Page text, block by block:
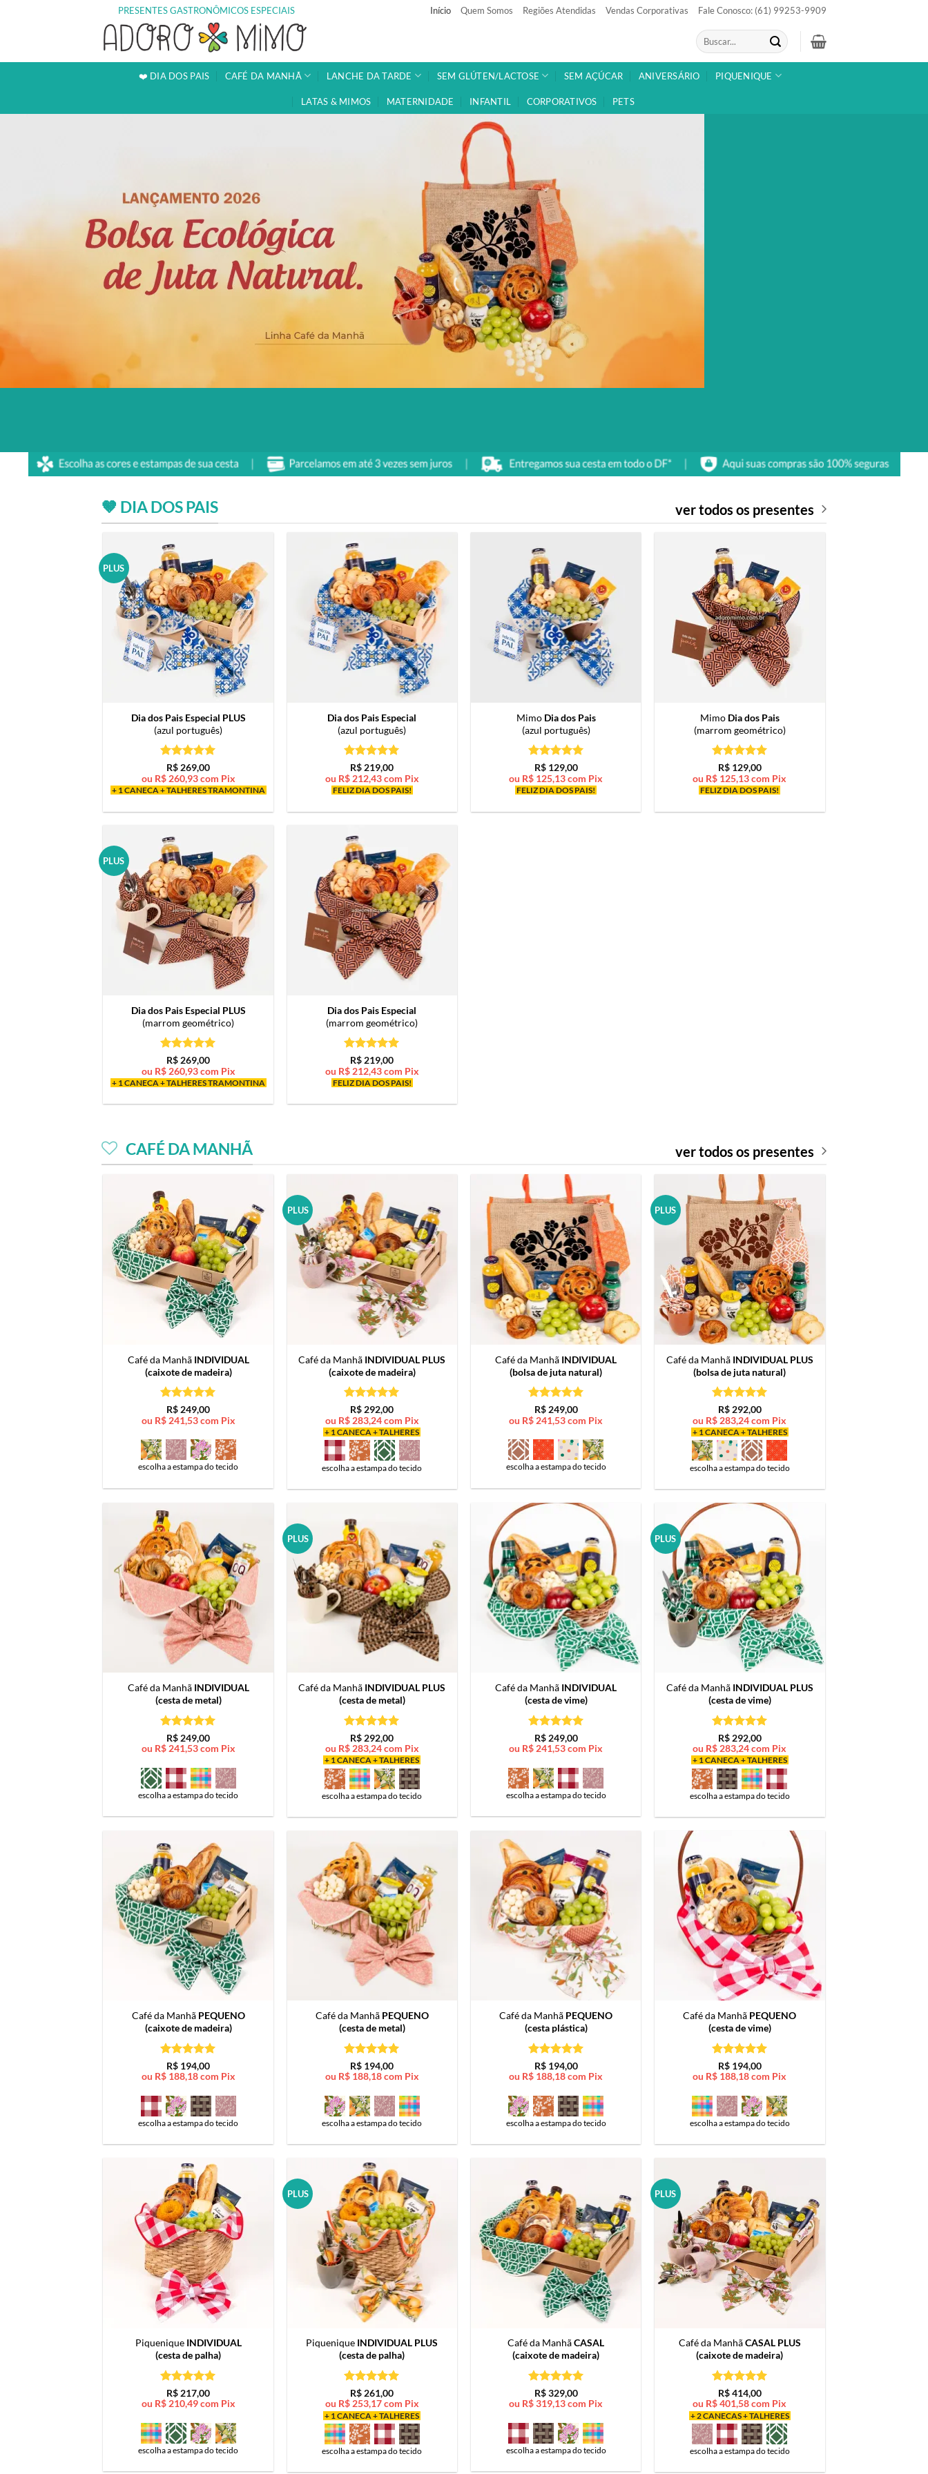
PRESENTES GASTRONÔMICOS ESPECIAIS Início Quem Somos Regiões Atendidas Vendas Corporativas Fale Conosco: (61) 99253-9909
Pesquisar
por:
❤️ DIA DOS PAIS CAFÉ DA MANHÃ LANCHE DA TARDE SEM GLÚTEN/LACTOSE SEM AÇÚCAR ANIVERSÁRIO PIQUENIQUE
LATAS & MIMOS MATERNIDADE INFANTIL CORPORATIVOS PETS
🤎 DIA DOS PAIS ver todos os presentes
PLUS
Dia dos Pais Especial PLUS
(azul português)
Avaliação5
de 5
R$269,00
ou R$260,93com Pix
+ 1 CANECA + TALHERES TRAMONTINA
Dia dos Pais Especial
(azul português)
Avaliação5
de 5
R$219,00
ou R$212,43com Pix
FELIZ DIA DOS PAIS!
Mimo Dia dos Pais
(azul português)
Avaliação5
de 5
R$129,00
ou R$ 125,13com Pix
FELIZ DIA DOS PAIS!
Mimo Dia dos Pais
(marrom geométrico)
Avaliação5
de 5
R$129,00
ou R$ 125,13com Pix
FELIZ DIA DOS PAIS!
PLUS
Dia dos Pais Especial PLUS
(marrom geométrico)
Avaliação5
de 5
R$ 269,00
ou R$260,93com Pix
+ 1 CANECA + TALHERES TRAMONTINA
Dia dos Pais Especial
(marrom geométrico)
Avaliação5
de 5
R$ 219,00
ou R$212,43com Pix
FELIZ DIA DOS PAIS!
CAFÉ DA MANHÃ ver todos os presentes
Café da Manhã INDIVIDUAL
(caixote de madeira)
Avaliação5
de 5
R$ 249,00
ou R$241,53com Pix
escolha a estampa do tecido
PLUS
Café da Manhã INDIVIDUAL PLUS
(caixote de madeira)
Avaliação5
de 5
R$ 292,00
ou R$283,24com Pix
+ 1 CANECA + TALHERES
escolha a estampa do tecido
Café da Manhã INDIVIDUAL
(bolsa de juta natural)
Avaliação5
de 5
R$249,00
ou R$ 241,53com Pix
escolha a estampa do tecido
PLUS
Café da Manhã INDIVIDUAL PLUS
(bolsa de juta natural)
Avaliação5
de 5
R$292,00
ou R$ 283,24com Pix
+ 1 CANECA + TALHERES
escolha a estampa do tecido
Café da Manhã INDIVIDUAL
(cesta de metal)
Avaliação5
de 5
R$ 249,00
ou R$241,53com Pix
escolha a estampa do tecido
PLUS
Café da Manhã INDIVIDUAL PLUS
(cesta de metal)
Avaliação5
de 5
R$ 292,00
ou R$283,24com Pix
+ 1 CANECA + TALHERES
escolha a estampa do tecido
Café da Manhã INDIVIDUAL
(cesta de vime)
Avaliação5
de 5
R$249,00
ou R$ 241,53com Pix
escolha a estampa do tecido
PLUS
Café da Manhã INDIVIDUAL PLUS
(cesta de vime)
Avaliação5
de 5
R$292,00
ou R$ 283,24com Pix
+ 1 CANECA + TALHERES
escolha a estampa do tecido
Café da Manhã PEQUENO
(caixote de madeira)
Avaliação5
de 5
R$ 194,00
ou R$188,18com Pix
escolha a estampa do tecido
Café da Manhã PEQUENO
(cesta de metal)
Avaliação5
de 5
R$ 194,00
ou R$188,18com Pix
escolha a estampa do tecido
Café da Manhã PEQUENO
(cesta plástica)
Avaliação5
de 5
R$194,00
ou R$ 188,18com Pix
escolha a estampa do tecido
Café da Manhã PEQUENO
(cesta de vime)
Avaliação5
de 5
R$194,00
ou R$ 188,18com Pix
escolha a estampa do tecido
Piquenique INDIVIDUAL
(cesta de palha)
Avaliação5
de 5
R$ 217,00
ou R$210,49com Pix
escolha a estampa do tecido
PLUS
Piquenique INDIVIDUAL PLUS
(cesta de palha)
Avaliação5
de 5
R$ 261,00
ou R$253,17com Pix
+ 1 CANECA + TALHERES
escolha a estampa do tecido
Café da ManhãCASAL
(caixote de madeira)
Avaliação5
de 5
R$329,00
ou R$319,13com Pix
escolha a estampa do tecido
PLUS
Café da ManhãCASAL PLUS
(caixote de madeira)
Avaliação5
de 5
R$414,00
ou R$401,58com Pix
+ 2 CANECAS + TALHERES
escolha a estampa do tecido